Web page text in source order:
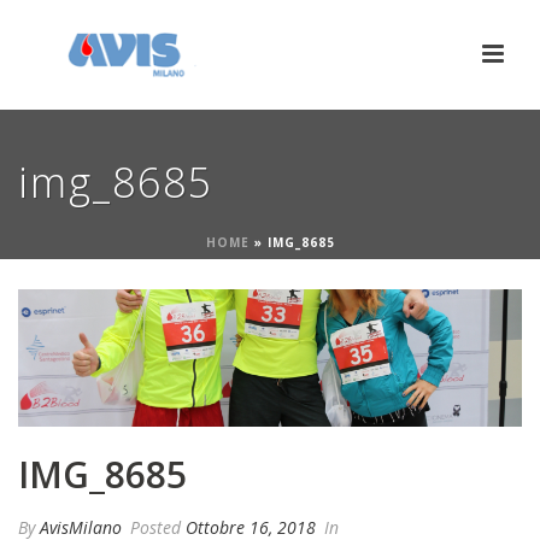
img_8685
HOME » IMG_8685
IMG_8685
ByAvisMilano Posted Ottobre 16, 2018 In